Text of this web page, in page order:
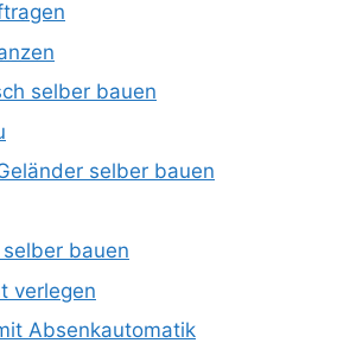
selber bauen
selber bauen
bauen
verlegen
Absenkautomatik